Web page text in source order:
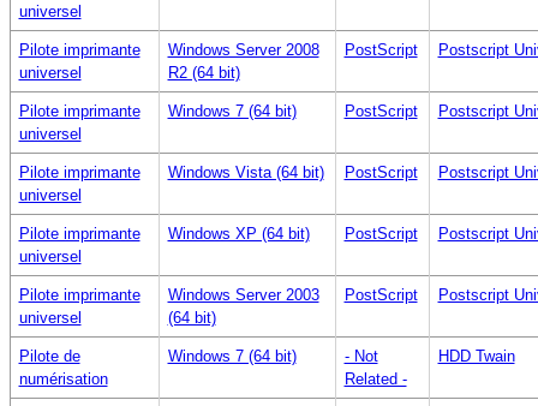
universel
Pilote imprimante
universel
Windows Server 2008
R2 (64 bit)
PostScript Postscript
Pilote imprimante
universel
Windows 7 (64 bit) PostScript Postscript
Pilote imprimante
universel
Windows Vista (64 bit) PostScript Postscript
Pilote imprimante
universel
Windows XP (64 bit) PostScript Postscript
Pilote imprimante
universel
Windows Server 2003
(64 bit)
PostScript Postscript
Pilote de
numérisation
Windows 7 (64 bit)
- Not
Related -
HDD Twain